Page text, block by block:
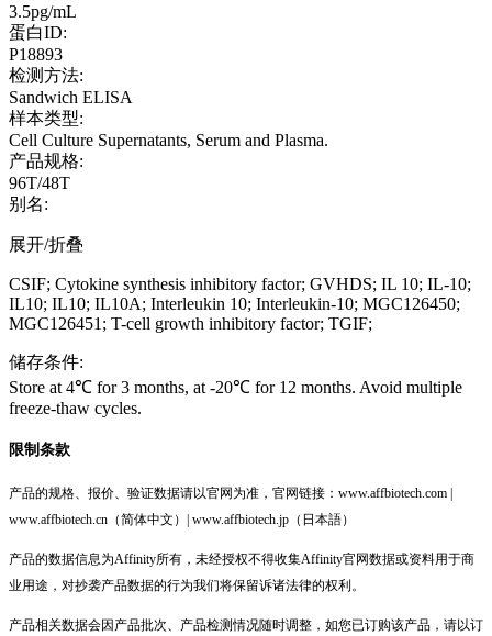
3.5pg/mL
蛋白ID:
P18893
检测方法:
Sandwich ELISA
样本类型:
Cell Culture Supernatants, Serum and Plasma.
产品规格:
96T/48T
别名:
展开/折叠
CSIF; Cytokine synthesis inhibitory factor; GVHDS; IL 10; IL-10;
IL10; IL10; IL10A; Interleukin 10; Interleukin-10; MGC126450;
MGC126451; T-cell growth inhibitory factor; TGIF;
储存条件:
Store at 4℃ for 3 months, at -20℃ for 12 months. Avoid multiple
freeze-thaw cycles.
限制条款
产品的规格、报价、验证数据请以官网为准，官网链接：www.affbiotech.com |
www.affbiotech.cn（简体中文）| www.affbiotech.jp（日本語）
产品的数据信息为Affinity所有，未经授权不得收集Affinity官网数据或资料用于商
业用途，对抄袭产品数据的行为我们将保留诉诸法律的权利。
产品相关数据会因产品批次、产品检测情况随时调整，如您已订购该产品，请以订